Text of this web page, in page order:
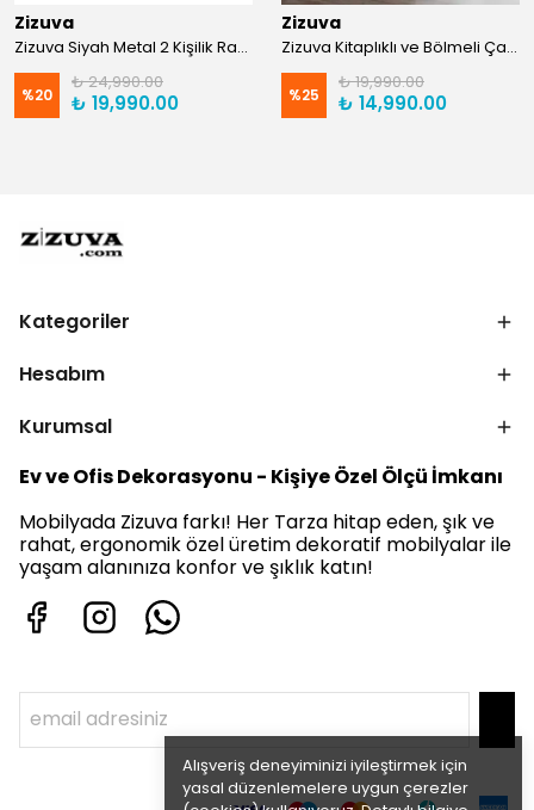
Alışveriş deneyiminizi iyileştirmek için
yasal düzenlemelere uygun çerezler
Zizuva
Zizuva Siyah Metal 2 Kişilik Ranza | TR0011-F
%20
₺ 24,990.00
₺ 19,990.00
Zizuva
Zizuva Kitaplıklı ve Bölmeli Çalışma Masası | CM1021-F-Suntalam
%25
₺ 19,990.00
₺ 14,990.00
Kategoriler
Hesabım
Kurumsal
Ev ve Ofis Dekorasyonu - Kişiye Özel Ölçü İmkanı
Mobilyada Zizuva farkı! Her Tarza hitap eden, şık ve
rahat, ergonomik özel üretim dekoratif mobilyalar ile
yaşam alanınıza konfor ve şıklık katın!